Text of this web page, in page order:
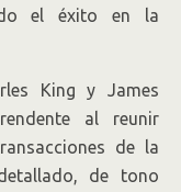
el éxito en la
King y James
al reunir
de la
de tono